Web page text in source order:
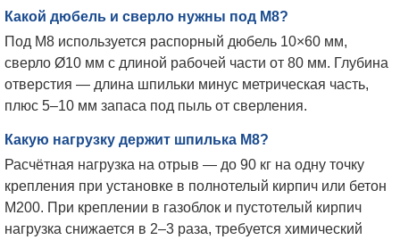
Какой дюбель и сверло нужны под М8?
Под М8 используется распорный дюбель 10×60 мм,
сверло Ø10 мм с длиной рабочей части от 80 мм. Глубина
отверстия — длина шпильки минус метрическая часть,
плюс 5–10 мм запаса под пыль от сверления.
Какую нагрузку держит шпилька М8?
Расчётная нагрузка на отрыв — до 90 кг на одну точку
крепления при установке в полнотелый кирпич или бетон
М200. При креплении в газоблок и пустотелый кирпич
нагрузка снижается в 2–3 раза, требуется химический